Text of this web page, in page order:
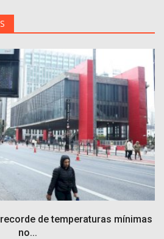
de temperaturas mínimas
no...